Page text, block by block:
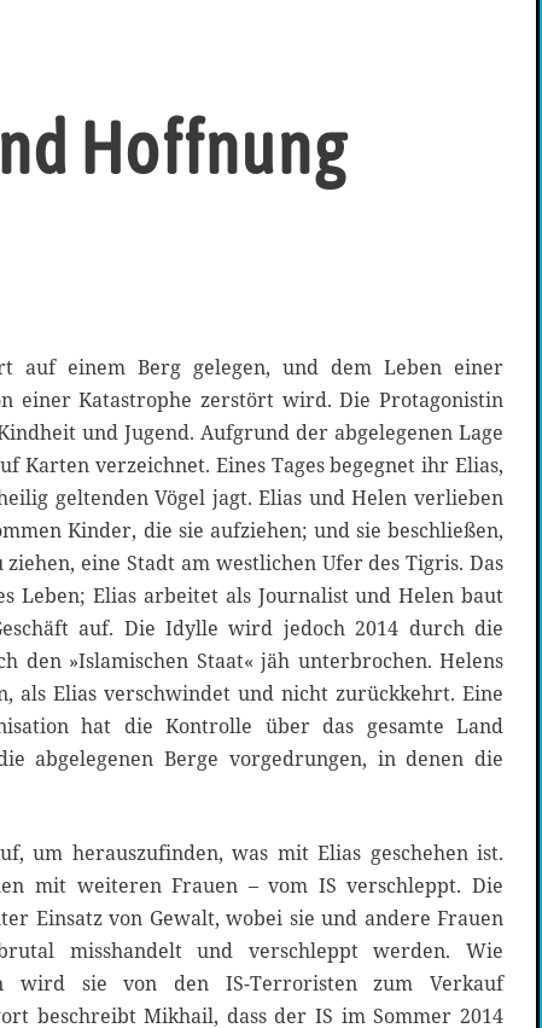
Hoffnung
auf einem Berg gelegen, und dem Leben einer
einer Katastrophe zerstört wird. Die Protagonistin
und Jugend. Aufgrund der abgelegenen Lage
Karten verzeichnet. Eines Tages begegnet ihr Elias,
geltenden Vögel jagt. Elias und Helen verlieben
Kinder, die sie aufziehen; und sie beschließen,
ziehen, eine Stadt am westlichen Ufer des Tigris. Das
Leben; Elias arbeitet als Journalist und Helen baut
auf. Die Idylle wird jedoch 2014 durch die
den »Islamischen Staat« jäh unterbrochen. Helens
als Elias verschwindet und nicht zurückkehrt. Eine
hat die Kontrolle über das gesamte Land
abgelegenen Berge vorgedrungen, in denen die
um herauszufinden, was mit Elias geschehen ist.
mit weiteren Frauen – vom IS verschleppt. Die
Einsatz von Gewalt, wobei sie und andere Frauen
misshandelt und verschleppt werden. Wie
wird sie von den IS-Terroristen zum Verkauf
beschreibt Mikhail, dass der IS im Sommer 2014